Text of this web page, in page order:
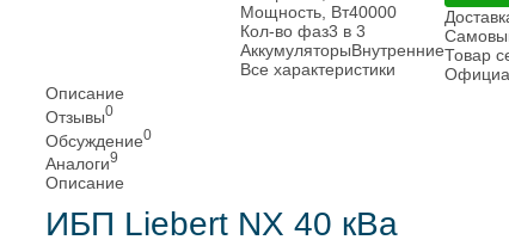
Мощность, Вт40000
Кол-во фаз3 в 3
АккумуляторыВнутренние
Все характеристики
Товар
Описание
Отзывы0
Обсуждение0
Аналоги9
Описание
ИБП Liebert NX 40 кВа